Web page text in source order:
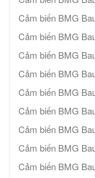
Cảm biến BMG
Cảm biến BMG
Cảm biến BMG
Cảm biến BMG
Cảm biến BMG
Cảm biến BMG
Cảm biến BMG
Cảm biến BMG
Cảm biến BMG